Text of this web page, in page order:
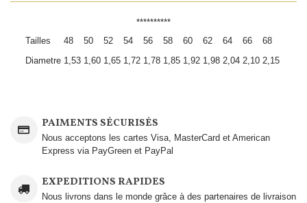
**********
Tailles
48 50 52 54 56 58 60 62 64 66
68
Diametre 1,53 1,60 1,65 1,72 1,78 1,85 1,92 1,98 2,04 2,10 2,15
PAIMENTS SÉCURISÉS
Nous acceptons les cartes Visa, MasterCard et American
Express via PayGreen et PayPal
EXPEDITIONS RAPIDES
Nous livrons dans le monde grâce à des partenaires de livraison